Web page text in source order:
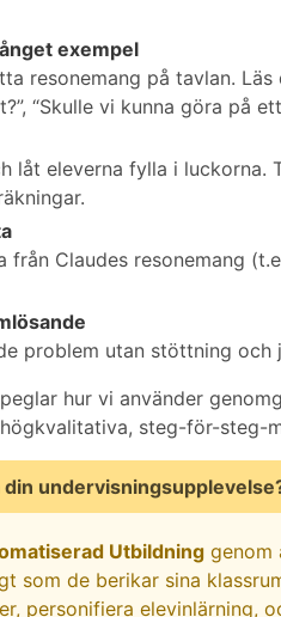
exempel
resonemang på tavlan.
“Skulle vi kunna göra på
låt eleverna fylla i luckorna.
från Claudes resonemang
problem utan stöttning
hur vi använder
steg-för-steg-
Utbildning genom
som de berikar sina
personifiera elevinlärning,